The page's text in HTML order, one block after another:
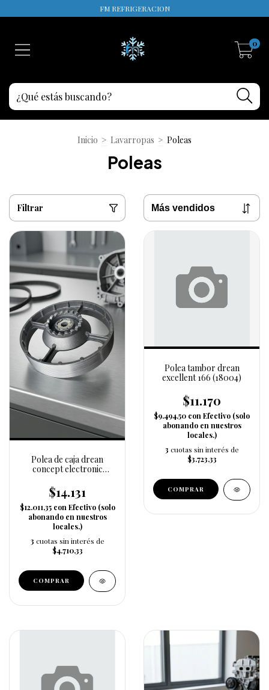
FM REFRIGERACION
0
Inicio > Lavarropas > Poleas
Poleas
Filtrar
Polea de caja drean
concept electronic
$14.131
$12.011,35 con Efectivo (solo
abonando en nuestros
locales.)
3 cuotas sin interés de
$4.710,33
Polea tambor drean
excellent 166 (18004)
$11.170
$9.494,50 con Efectivo (solo
abonando en nuestros
locales.)
3 cuotas sin interés de
$3.723,33